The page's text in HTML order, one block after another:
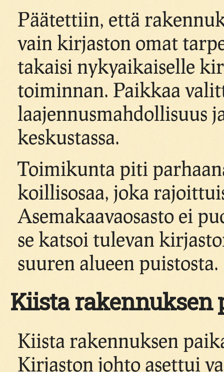
Päätettiin, että
vain kirjaston omat
takaisi nykyaikaiselle
toiminnan. Paikkaa
laajennusmahdollisuus
keskustassa.
Toimikunta piti
koillisosaa, joka
Asemakaavaosasto ei
se katsoi tulevan
suuren alueen puistosta.
Kiista rakennuksen
Kiista rakennuksen
Kirjaston johto asettui